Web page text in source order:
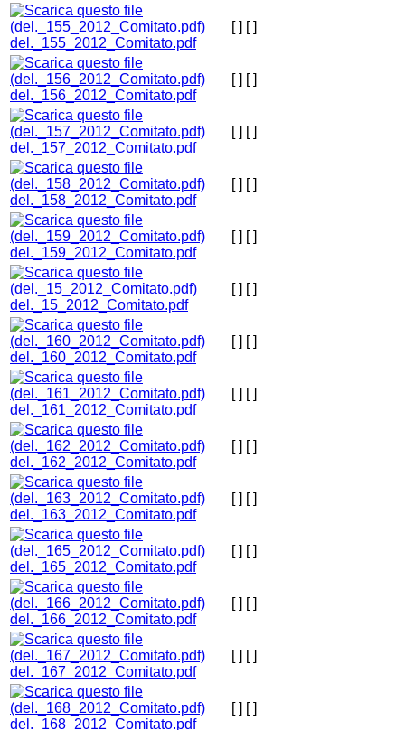
del._155_2012_Comitato.pdf
[ ] [ ]
del._156_2012_Comitato.pdf
[ ] [ ]
del._157_2012_Comitato.pdf
[ ] [ ]
del._158_2012_Comitato.pdf
[ ] [ ]
del._159_2012_Comitato.pdf
[ ] [ ]
del._15_2012_Comitato.pdf
[ ] [ ]
del._160_2012_Comitato.pdf
[ ] [ ]
del._161_2012_Comitato.pdf
[ ] [ ]
del._162_2012_Comitato.pdf
[ ] [ ]
del._163_2012_Comitato.pdf
[ ] [ ]
del._165_2012_Comitato.pdf
[ ] [ ]
del._166_2012_Comitato.pdf
[ ] [ ]
del._167_2012_Comitato.pdf
[ ] [ ]
del._168_2012_Comitato.pdf
[ ] [ ]